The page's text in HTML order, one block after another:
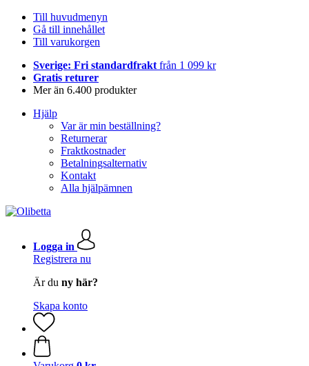
Till huvudmenyn
Gå till innehållet
Till varukorgen
Sverige: Fri standardfrakt från 1 099 kr
Gratis returer
Mer än 6.400 produkter
Hjälp
Var är min beställning?
Returnerar
Fraktkostnader
Betalningsalternativ
Kontakt
Alla hjälpämnen
Logga in
Registrera nu
Är du ny här?
Skapa konto